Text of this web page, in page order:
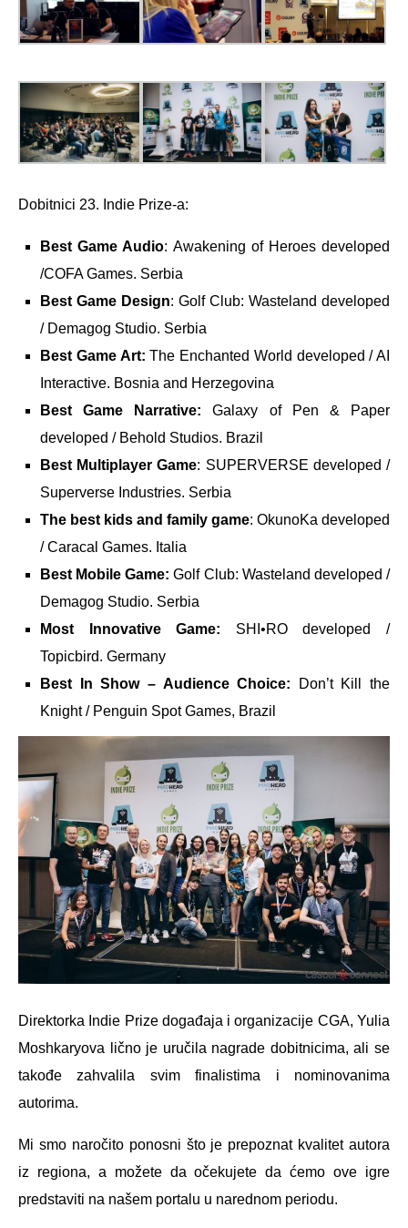
Dobitnici 23. Indie Prize-a:
Best Game Audio: Awakening of Heroes developed
/COFA Games. Serbia
Best Game Design: Golf Club: Wasteland developed
/ Demagog Studio. Serbia
Best Game Art:The Enchanted World developed / AI
Interactive. Bosnia and Herzegovina
Best Game Narrative: Galaxy of Pen & Paper
developed / Behold Studios. Brazil
Best Multiplayer Game: SUPERVERSE developed /
Superverse Industries. Serbia
The best kids and family game: OkunoKa developed
/ Caracal Games. Italia
Best Mobile Game: Golf Club: Wasteland developed /
Demagog Studio. Serbia
Most Innovative Game: SHI•RO developed /
Topicbird. Germany
Best In Show – Audience Choice: Don’t Kill the
Knight / Penguin Spot Games, Brazil
Direktorka Indie Prize događaja i organizacije CGA, Yulia
Moshkaryova lično je uručila nagrade dobitnicima, ali se
takođe zahvalila svim finalistima i nominovanima
autorima.
Mi smo naročito ponosni što je prepoznat kvalitet autora
iz regiona, a možete da očekujete da ćemo ove igre
predstaviti na našem portalu u narednom periodu.